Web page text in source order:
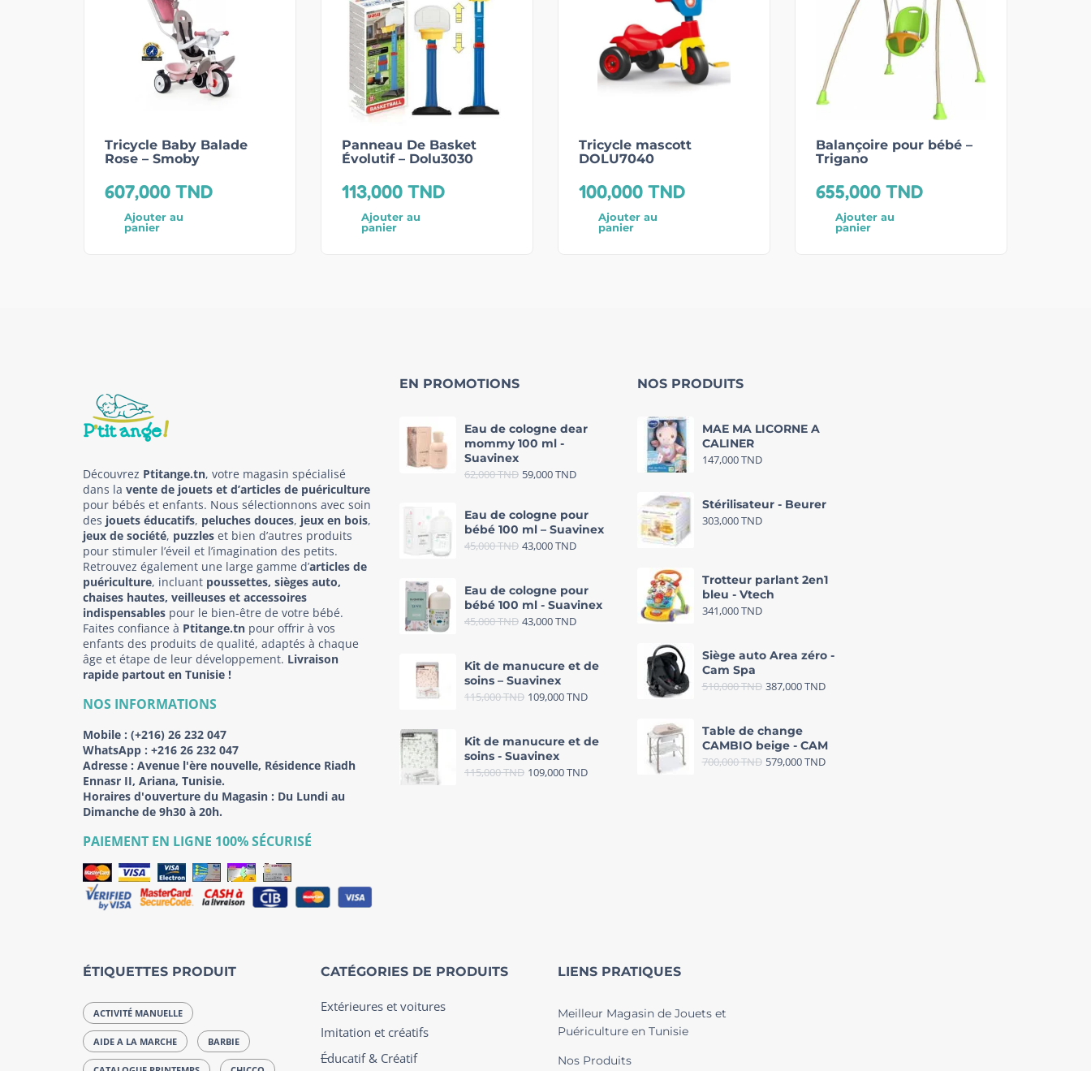
Tricycle Baby Balade
Rose – Smoby
607,000 TND
Ajouter au
panier
Panneau De Basket
Évolutif – Dolu3030
113,000 TND
Ajouter au
panier
Tricycle mascott
DOLU7040
100,000 TND
Ajouter au
panier
Balançoire pour bébé –
Trigano
655,000 TND
Ajouter au
panier
Découvrez Ptitange.tn, votre magasin spécialisé
dans la vente de jouets et d’articles de puériculture
pour bébés et enfants. Nous sélectionnons avec soin
des jouets éducatifs, peluches douces, jeux en bois,
jeux de société, puzzles et bien d’autres produits
pour stimuler l’éveil et l’imagination des petits.
Retrouvez également une large gamme d’articles de
puériculture, incluant poussettes, sièges auto,
chaises hautes, veilleuses et accessoires
indispensables pour le bien-être de votre bébé.
Faites confiance à Ptitange.tn pour offrir à vos
enfants des produits de qualité, adaptés à chaque
âge et étape de leur développement. Livraison
rapide partout en Tunisie !
NOS INFORMATIONS
Mobile : (+216) 26 232 047
WhatsApp : +216 26 232 047
Adresse : Avenue l'ère nouvelle, Résidence Riadh
Ennasr II, Ariana, Tunisie.
Horaires d'ouverture du Magasin : Du Lundi au
Dimanche de 9h30 à 20h.
PAIEMENT EN LIGNE 100% SÉCURISÉ
EN PROMOTIONS
Eau de cologne dear
mommy 100 ml -
Suavinex
62,000TND 59,000TND
Eau de cologne pour
bébé 100 ml – Suavinex
45,000TND 43,000TND
Eau de cologne pour
bébé 100 ml - Suavinex
45,000TND 43,000TND
Kit de manucure et de
soins – Suavinex
115,000TND 109,000TND
Kit de manucure et de
soins - Suavinex
115,000TND 109,000TND
NOS PRODUITS
MAE MA LICORNE A
CALINER
147,000TND
Stérilisateur - Beurer
303,000TND
Trotteur parlant 2en1
bleu - Vtech
341,000TND
Siège auto Area zéro -
Cam Spa
510,000TND 387,000TND
Table de change
CAMBIO beige - CAM
700,000TND 579,000TND
ÉTIQUETTES PRODUIT
ACTIVITÉ MANUELLE
AIDE A LA MARCHE BARBIE
CATÉGORIES DE PRODUITS
Extérieures et voitures
Imitation et créatifs
Éducatif & Créatif
LIENS PRATIQUES
Meilleur Magasin de Jouets et
Puériculture en Tunisie
Nos Produits